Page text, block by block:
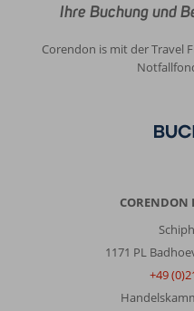
Ihre Buchung und
Corendon is mit der Travel
CORENDON
1171 PL
+49